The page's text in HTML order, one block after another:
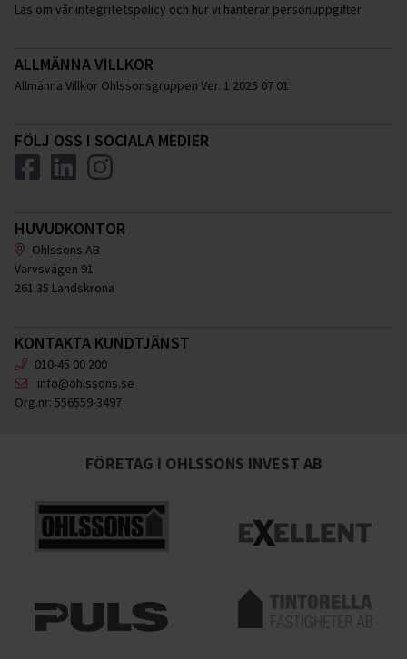
Läs om vår integritetspolicy och hur vi hanterar personuppgifter
ALLMÄNNA VILLKOR
Allmänna Villkor Ohlssonsgruppen Ver. 1 2025 07 01
FÖLJ OSS I SOCIALA MEDIER
HUVUDKONTOR
Ohlssons AB
Varvsvägen 91
261 35 Landskrona
KONTAKTA KUNDTJÄNST
010-45 00 200
info@ohlssons.se
Org.nr: 556559-3497
FÖRETAG I OHLSSONS INVEST AB